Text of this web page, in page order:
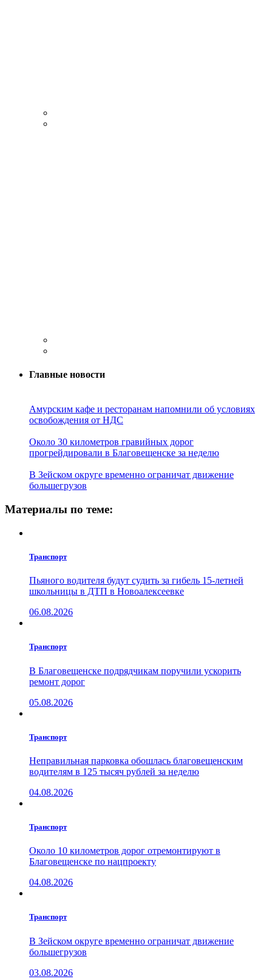
Главные новости
Амурским кафе и ресторанам напомнили об условиях
освобождения от НДС
Около 30 километров гравийных дорог
прогрейдировали в Благовещенске за неделю
В Зейском округе временно ограничат движение
большегрузов
Материалы по теме:
Транспорт
Пьяного водителя будут судить за гибель 15-летней
школьницы в ДТП в Новоалексеевке
06.08.2026
Транспорт
В Благовещенске подрядчикам поручили ускорить
ремонт дорог
05.08.2026
Транспорт
Неправильная парковка обошлась благовещенским
водителям в 125 тысяч рублей за неделю
04.08.2026
Транспорт
Около 10 километров дорог отремонтируют в
Благовещенске по нацпроекту
04.08.2026
Транспорт
В Зейском округе временно ограничат движение
большегрузов
03.08.2026